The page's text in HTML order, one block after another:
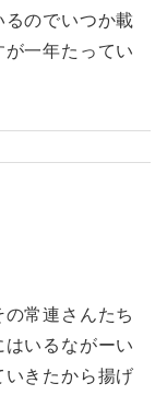
のでいつか載
一年たってい
常連さんたち
いるながーい
きたから揚げ